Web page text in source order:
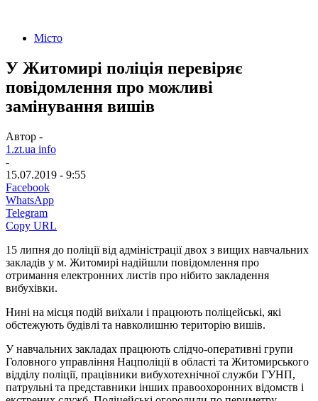
Місто
У Житомирі поліція перевіряє
повідомлення про можливі
замінування вишів
Автор -
1.zt.ua info
-
15.07.2019 - 9:55
Facebook
WhatsApp
Telegram
Copy URL
15 липня до поліції від адміністрації двох з вищих навчальних
закладів у м. Житомирі надійшли повідомлення про
отримання електронних листів про нібито закладення
вибухівки.
Нині на місця подій виїхали і працюють поліцейські, які
обстежують будівлі та навколишню територію вишів.
У навчальних закладах працюють слідчо-оперативні групи
Головного управління Нацполіції в області та Житомирського
відділу поліції, працівники вибухотехнічної служби ГУНП,
патрульні та представники інших правоохоронних відомств і